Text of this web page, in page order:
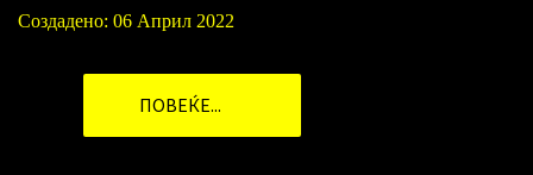
Создадено: 06 Април 2022
ПОВЕЌЕ...